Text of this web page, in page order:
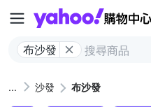
布沙發
沙發 布沙發